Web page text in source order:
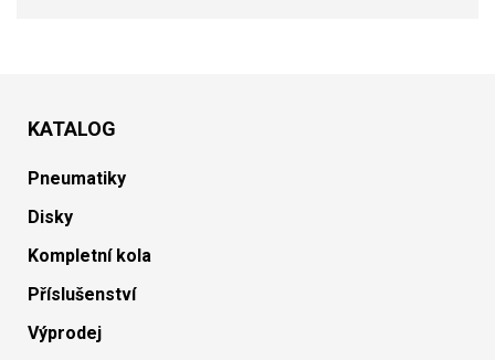
KATALOG
Pneumatiky
Disky
Kompletní kola
Příslušenství
Výprodej